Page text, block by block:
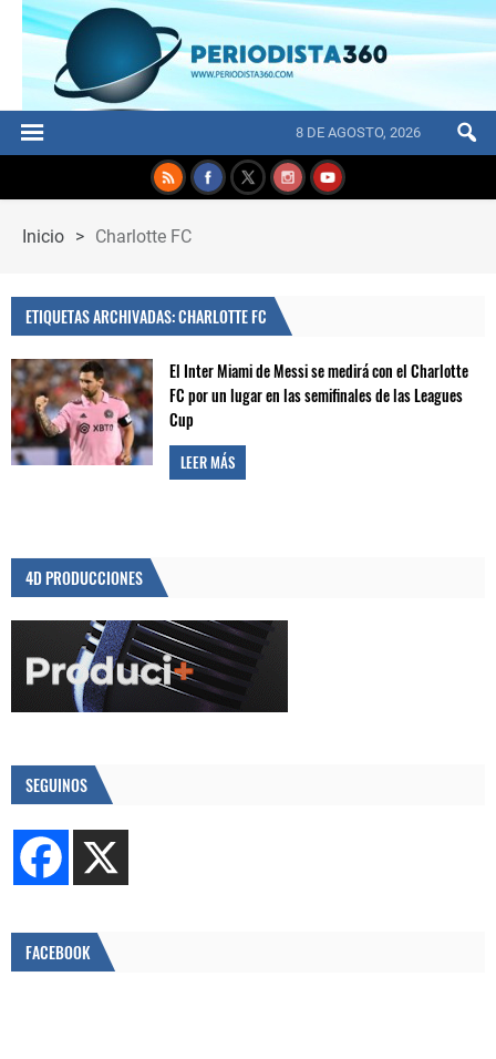
8 DE AGOSTO, 2026
Inicio > Charlotte FC
ETIQUETAS ARCHIVADAS: CHARLOTTE FC
El Inter Miami de Messi se medirá con el Charlotte
FC por un lugar en las semifinales de las Leagues
Cup
LEER MÁS
4D PRODUCCIONES
SEGUINOS
FACEBOOK